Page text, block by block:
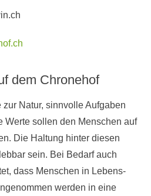
dem Chronehof
Natur, sinnvolle Aufgaben
Werte sollen den Menschen auf
Die Haltung hinter diesen
sein. Bei Bedarf auch
dass Menschen in Lebens-
werden in eine